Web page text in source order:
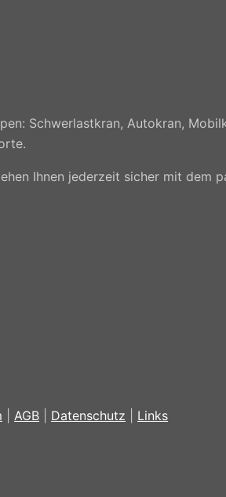
Schwerlastkran, Autokran,
Ihnen jederzeit sicher mit dem
AGB Datenschutz Links